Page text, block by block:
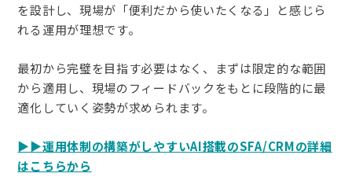
を設計し、現場が「便利だから使いたくなる」と感じら
れる運用が理想です。
最初から完璧を目指す必要はなく、まずは限定的な範囲
から適用し、現場のフィードバックをもとに段階的に最
適化していく姿勢が求められます。
▶︎▶︎運用体制の構築がしやすいAI搭載のSFA/CRMの詳細
はこちらから